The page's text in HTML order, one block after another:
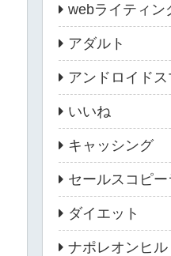
webライティン
アダルト
アンドロイド
いいね
キャッシング
セールスコピ
ダイエット
ナポレオンヒル